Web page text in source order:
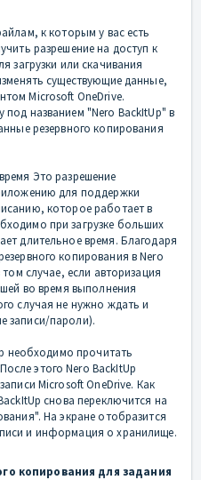
к которым у вас есть
разрешение на доступ к
загрузки или скачивания
существующие данные,
Microsoft OneDrive.
названием "Nero BackItUp" в
резервного копирования
Это разрешение
для поддержки
которое работает в
при загрузке больших
длительное время. Благодаря
копирования в Nero
случае, если авторизация
во время выполнения
случая не нужно ждать и
записи/пароли).
необходимо прочитать
этого Nero BackItUp
Microsoft OneDrive. Как
снова переключится на
На экране отобразится
и информация о хранилище.
копирования для задания